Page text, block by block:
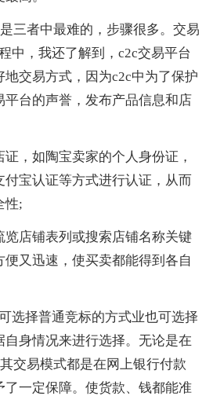
者中最难的，步骤很多。交易
中，我还了解到，c2c交易平台
交易方式，因为c2c中为了保护
平台的声誉，发布产品信息和店
，如陶宝卖家的个人身份证，
付宝认证等方式进行认证，从而
性;
店铺表列或搜索店铺名称关键
又迅速，使买卖都能得到各自
择普通竞标的方式业也可选择
自身情况来进行选择。无论是在
交易模式都是在网上银行付款
了一定保障。使货款、钱都能准